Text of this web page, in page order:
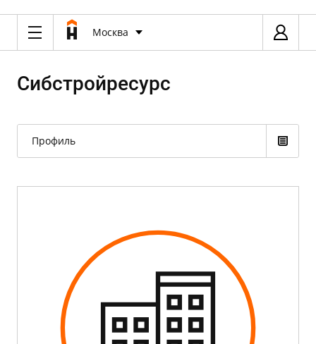
Москва
Сибстройресурс
Профиль